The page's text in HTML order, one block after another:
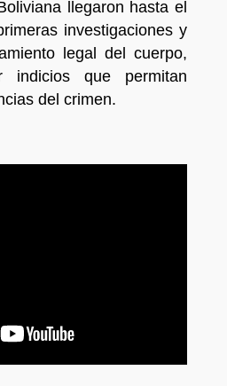
llegaron hasta el
investigaciones y
legal del cuerpo,
indicios que permitan
del crimen.